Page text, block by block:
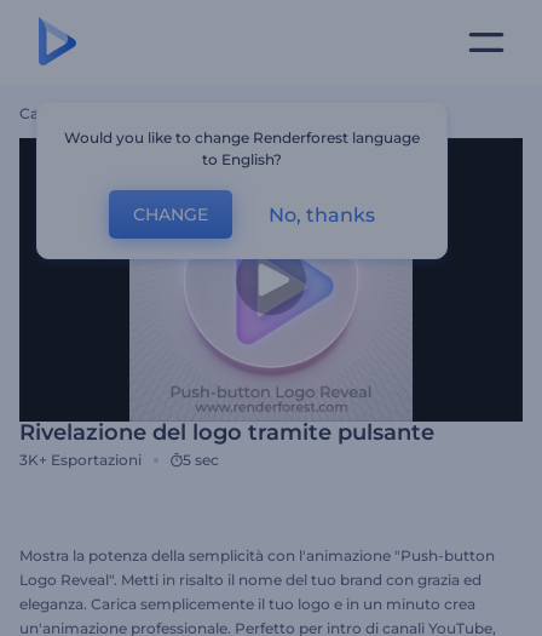
Casa
Rivelazione del logo tramite pulsante
3K+ Esportazioni 5 sec
Mostra la potenza della semplicità con l'animazione "Push-button
Logo Reveal". Metti in risalto il nome del tuo brand con grazia ed
eleganza. Carica semplicemente il tuo logo e in un minuto crea
un'animazione professionale. Perfetto per intro di canali YouTube,
Would you like to change Renderforest language
to English?
CHANGE No, thanks